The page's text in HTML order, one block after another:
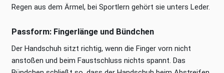
Regen aus dem Ärmel, bei Sportlern gehört sie unters Leder.
Passform: Fingerlänge und Bündchen
Der Handschuh sitzt richtig, wenn die Finger vorn nicht
anstoßen und beim Faustschluss nichts spannt. Das